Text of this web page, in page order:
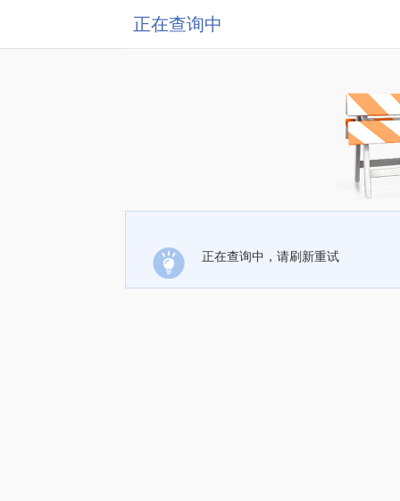
正在查询中
正在查询中，请刷新重试